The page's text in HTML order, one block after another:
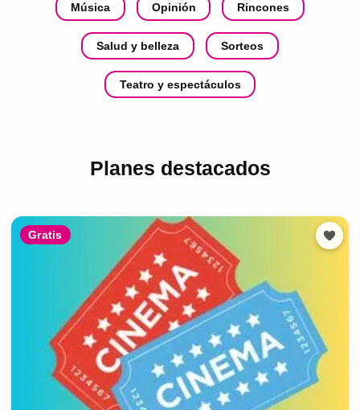
Música Opinión Rincones
Salud y belleza Sorteos
Teatro y espectáculos
Planes destacados
Gratis